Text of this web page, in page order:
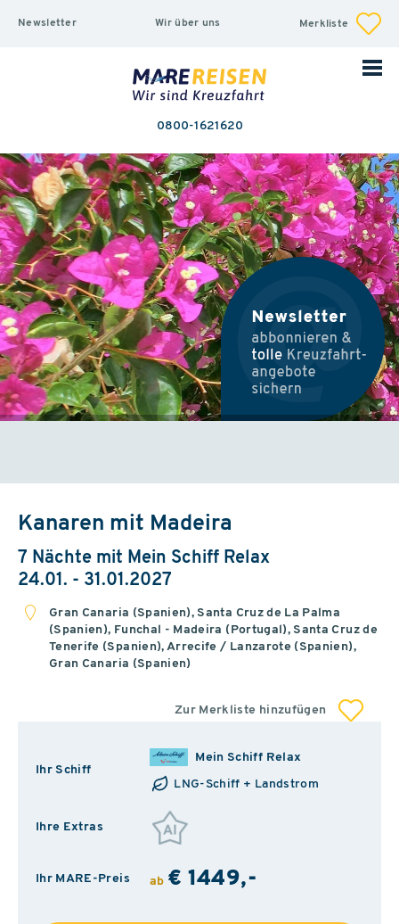
Newsletter Wir über uns Merkliste
0800-1621620
Kanaren mit Madeira
7 Nächte mit Mein Schiff Relax
24.01. - 31.01.2027
Gran Canaria (Spanien), Santa Cruz de La Palma
(Spanien), Funchal - Madeira (Portugal), Santa Cruz de
Tenerife (Spanien), Arrecife / Lanzarote (Spanien),
Gran Canaria (Spanien)
Zur Merkliste hinzufügen
Ihr Schiff
Mein Schiff Relax
LNG-Schiff + Landstrom
Ihre Extras
Ihr MARE-Preis ab € 1449,-